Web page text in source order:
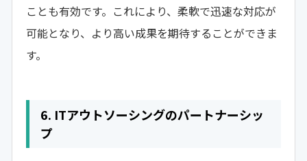
ことも有効です。これにより、柔軟で迅速な対応が
可能となり、より高い成果を期待することができま
す。
6. ITアウトソーシングのパートナーシッ
プ